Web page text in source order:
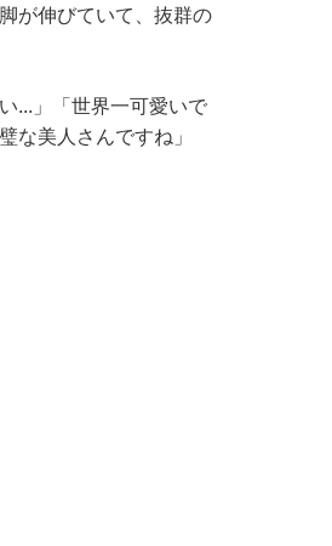
が伸びていて、抜群の
...」「世界一可愛いで
な美人さんですね」